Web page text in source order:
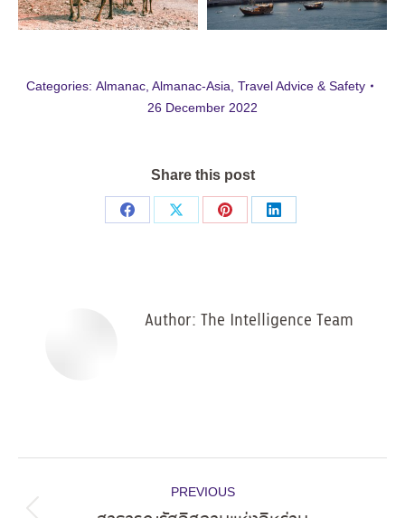
Categories: Almanac, Almanac-Asia, Travel Advice & Safety
26 December 2022
Share this post
Share
Share
Share
Share
Author: The Intelligence Team
PREVIOUS